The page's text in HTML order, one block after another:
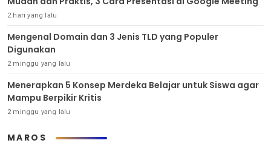
2 hari yang lalu
Mengenal Domain dan 3 Jenis TLD yang Populer
Digunakan
2 minggu yang lalu
Menerapkan 5 Konsep Merdeka Belajar untuk Siswa agar
Mampu Berpikir Kritis
2 minggu yang lalu
MAROS